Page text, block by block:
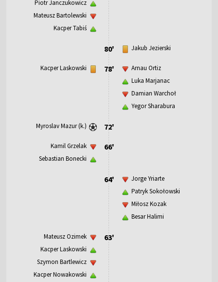
Piotr Janczukowicz
Mateusz Bartolewski
Kacper Tabiś
80' Jakub Jezierski
78'
Kacper Laskowski
Arnau Ortiz
Luka Marjanac
Damian Warchoł
Yegor Sharabura
72'
Myroslav Mazur (k.)
66'
Kamil Grzelak
Sebastian Bonecki
64'
Jorge Yriarte
Patryk Sokołowski
Miłosz Kozak
Besar Halimi
63'
Mateusz Ozimek
Kacper Laskowski
Szymon Bartlewicz
Kacper Nowakowski